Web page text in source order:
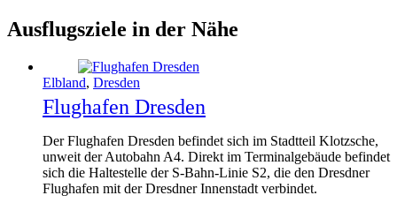
Ausflugsziele in der Nähe
Elbland, Dresden
Flughafen Dresden
Der Flughafen Dresden befindet sich im Stadtteil Klotzsche,
unweit der Autobahn A4. Direkt im Terminalgebäude befindet
sich die Haltestelle der S-Bahn-Linie S2, die den Dresdner
Flughafen mit der Dresdner Innenstadt verbindet.